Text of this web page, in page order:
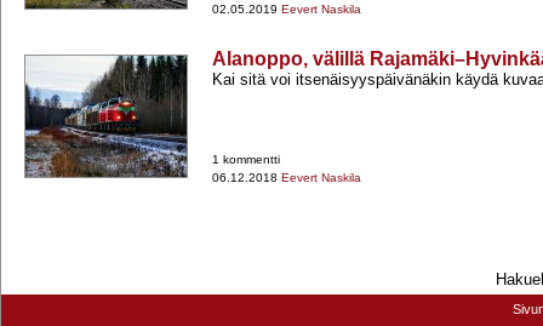
02.05.2019 Eevert Naskila
Alanoppo, välillä
Kai sitä voi itsenäisyyspäivänäkin käydä
1 kommentti
06.12.2018 Eevert Naskila